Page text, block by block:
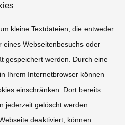
kleine Textdateien, die entweder
Webseitenbesuchs oder
gespeichert werden. Durch eine
Ihrem Internetbrowser können
einschränken. Dort bereits
jederzeit gelöscht werden.
deaktiviert, können